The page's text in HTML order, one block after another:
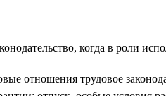
когда в роли
отношения трудовое